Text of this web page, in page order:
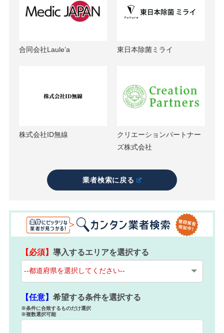
合同会社Laule’a 東日本除菌ミライ
株式会社ID無線
クリエーションパートナー
ズ株式会社
業者検索に戻る
【必須】導入するエリアを選択する
【任意】希望する条件を選択する
※条件に合致するものだけ選択
※複数選択可能